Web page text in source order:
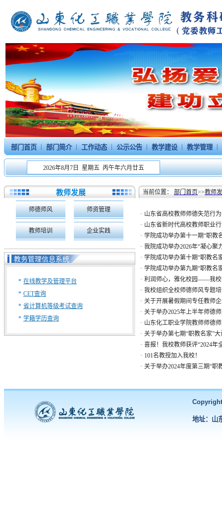
部门首页 | 部门简介 | 工作动态 | 公示公告 | 教学建设 | 教学管理 |
2026年8月7日 星期五 丙午年六月廿五
教师发展
师德师风 师资管理
教师培训 企业实践
教务管理信息系统
* 在线教学及管理平台
* CET查询
* 省计算机等级考试查询
* 学籍学历查询
当前位置： 部门首页>>教师
· 山东省高校教师师德失范行
· 山东省新时代高校教师职业
· 学院成功举办第十一期“职教
· 我院成功举办2026年“凝心聚
· 学院成功举办第十期“职教名
· 学院成功举办第九期“职教名
· 利润师心，雅化校园——我校
· 我校组织全校师德师风专题
· 关于开展暑假期间专任教师
· 关于举办2025年上半年师德
· 山东化工职业学院教师师德
· 关于举办第七期“职教名家”
· 喜报！我校教师获评“2024年
· 101名教授加入我校！
· 关于举办2024年度第三期“职
Copyright
地址：山